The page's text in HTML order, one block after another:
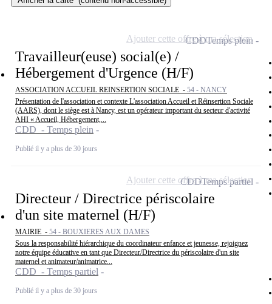
Travailleur(euse) social(e) /
Hébergement d'Urgence (H/F)
ASSOCIATION ACCUEIL REINSERTION SOCIALE - 54 - NANCY
Présentation de l'association et contexte L'association Accueil et Réinsertion Sociale
(AARS), dont le siège est à Nancy, est un opérateur important du secteur d'activité
AHI « Accueil, Hébergement,...
CDD - Temps plein
Publié il y a plus de 30 jours
CDDTemps plein
Ajouter cette offre à ma sélection
Directeur / Directrice périscolaire
d'un site maternel (H/F)
MAIRIE - 54 - BOUXIERES AUX DAMES
Sous la responsabilité hiérarchique du coordinateur enfance et jeunesse, rejoignez
notre équipe éducative en tant que Directeur/Directrice du périscolaire d'un site
maternel et animateur/animatrice...
CDD - Temps partiel
Publié il y a plus de 30 jours
CDDTemps partiel
Ajouter cette offre à ma sélection